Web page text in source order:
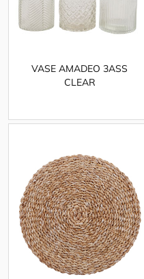
VASE AMADEO 3ASS
CLEAR